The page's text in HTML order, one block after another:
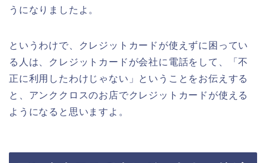
うになりましたよ。
というわけで、クレジットカードが使えずに困ってい
る人は、クレジットカードが会社に電話をして、「不
正に利用したわけじゃない」ということをお伝えする
と、アンククロスのお店でクレジットカードが使える
ようになると思いますよ。